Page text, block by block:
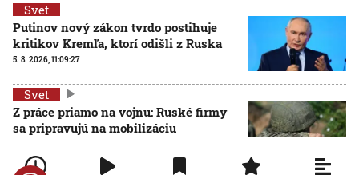
Svet
Putinov nový zákon tvrdo postihuje
kritikov Kremľa, ktorí odišli z Ruska
5. 8. 2026, 11:09:27
Svet
Z práce priamo na vojnu: Ruské firmy
sa pripravujú na mobilizáciu
5. 8. 2026, 11:06:01